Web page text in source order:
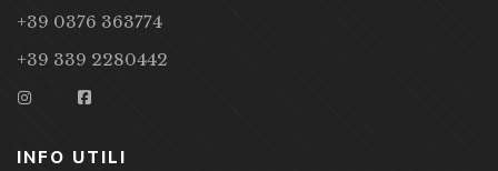
+39 0376 363774
+39 339 2280442
INFO UTILI